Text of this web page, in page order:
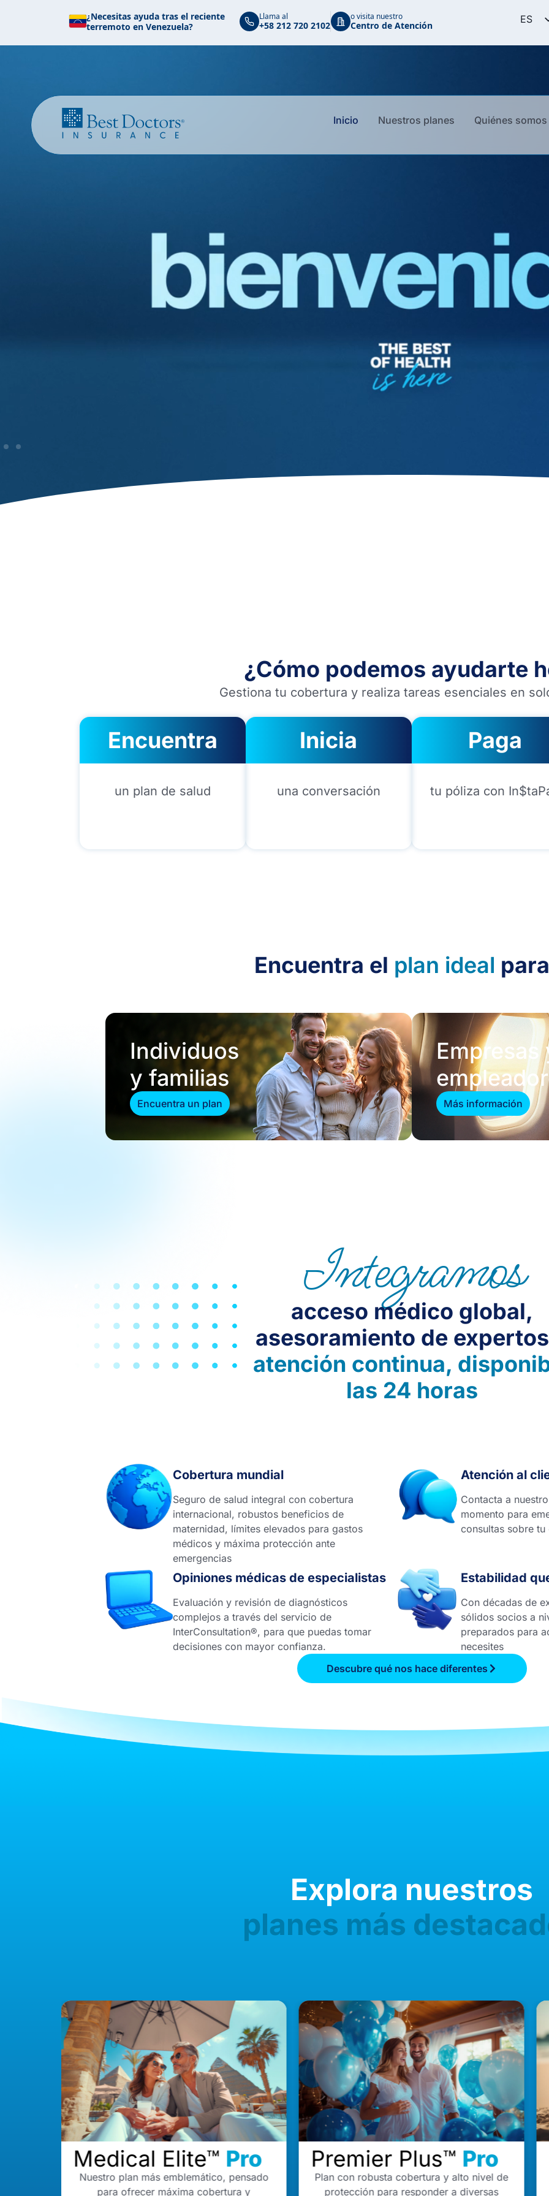
¿Necesitas ayuda tras el reciente
terremoto en Venezuela?
Llama al
+58 212 720 2102
o visita nuestro
Centro de Atención
ES
Inicio Nuestros planes Quiénes somos
¿Cómo podemos ayudarte
Gestiona tu cobertura y realiza tareas esenciales en
Encuentra
un plan de salud
Inicia
una conversación
Paga
tu póliza con
Encuentra el plan ideal
Individuos
y familias
Encuentra un plan
Empresas
Más información
Integramos
acceso médico global,
asesoramiento de
atención continua,
las 24 horas
Cobertura mundial
Seguro de salud integral con cobertura
internacional, robustos beneficios de
maternidad, límites elevados para gastos
médicos y máxima protección ante
emergencias
Atención al
Contacta a
momento para
consultas sobre tu
Opiniones médicas de especialistas
Evaluación y revisión de diagnósticos
complejos a través del servicio de
InterConsultation®, para que puedas tomar
decisiones con mayor confianza.
Estabilidad
Con décadas de
sólidos socios a
preparados para
necesites
Descubre qué nos hace diferentes
Explora nuestros
planes más
Medical Elite™ Pro
Nuestro plan más emblemático, pensado
para ofrecer máxima cobertura y
Premier Plus™ Pro
Plan con robusta cobertura y alto nivel de
protección para responder a diversas